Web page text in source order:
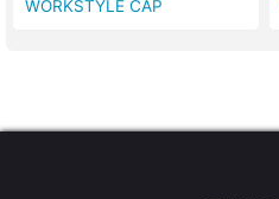
WORKSTYLE CAP